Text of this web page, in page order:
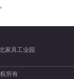
家具工业园
权所有